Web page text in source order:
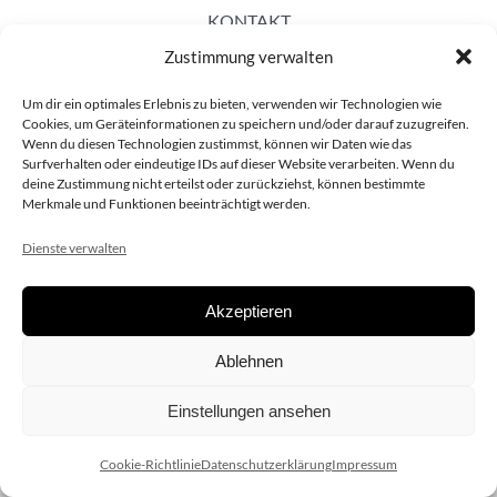
Zustimmung verwalten
Um dir ein optimales Erlebnis zu bieten, verwenden wir Technologien wie
Cookies, um Geräteinformationen zu speichern und/oder darauf zuzugreifen.
Wenn du diesen Technologien zustimmst, können wir Daten wie das
Surfverhalten oder eindeutige IDs auf dieser Website verarbeiten. Wenn du
deine Zustimmung nicht erteilst oder zurückziehst, können bestimmte
Merkmale und Funktionen beeinträchtigt werden.
Dienste verwalten
Akzeptieren
Ablehnen
Einstellungen ansehen
Cookie-RichtlinieDatenschutzerklärungImpressum
KONTAKT
Copyright 2020 dieSCHAUsteller.at |Datenschützerklärung|
| Design:www.ARGEntur.at